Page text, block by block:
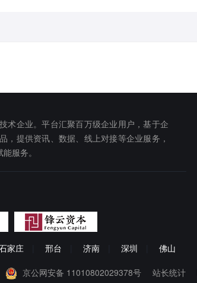
术企业。平台汇聚百万级企业用户，基于企
，提供资讯、数据、线上对接等企业服务，
服务。
家庄 邢台 济南 深圳 佛山
京公网安备 11010802029378号 站长统计